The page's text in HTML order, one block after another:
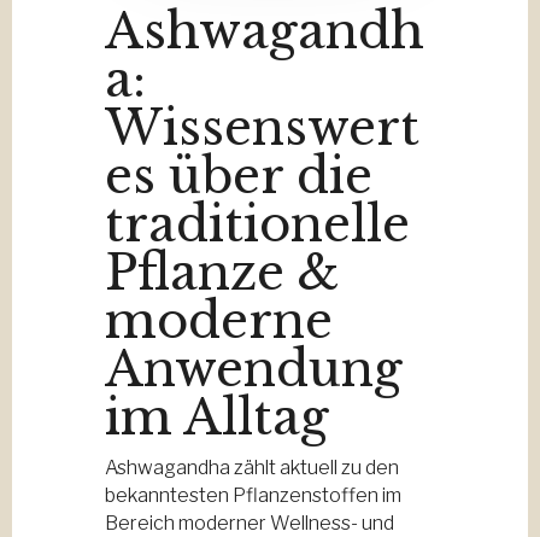
Ashwagandh
a:
Wissenswert
es über die
traditionelle
Pflanze &
moderne
Anwendung
im Alltag
Ashwagandha zählt aktuell zu den
bekanntesten Pflanzenstoffen im
Bereich moderner Wellness- und